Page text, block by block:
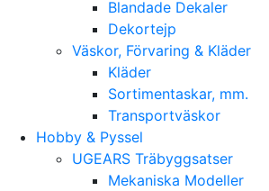
Blandade Dekaler
Dekortejp
Väskor, Förvaring & Kläder
Kläder
Sortimentaskar, mm.
Transportväskor
Hobby & Pyssel
UGEARS Träbyggsatser
Mekaniska Modeller